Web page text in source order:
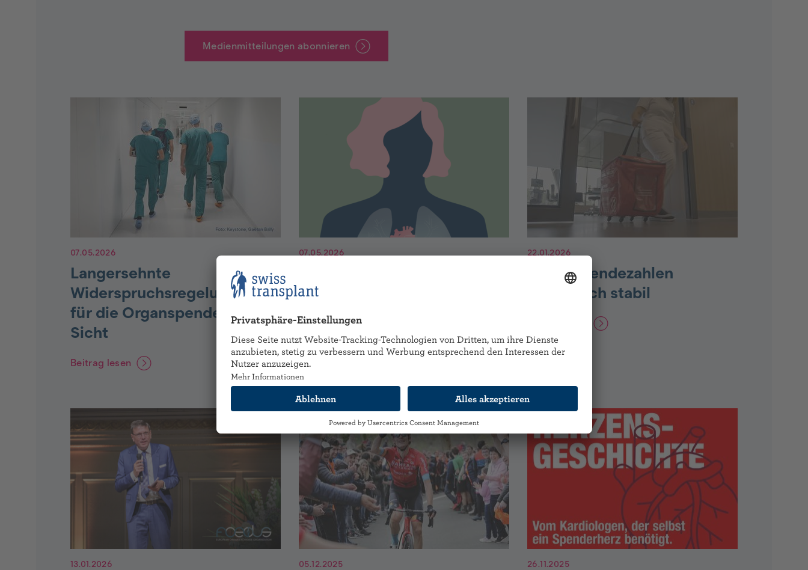
Medienmitteilungen abonnieren
07.05.2026
Langersehnte
Widerspruchsregelung
für die Organspende in
Sicht
Beitrag lesen
07.05.2026
Jahresbericht 2025
Beitrag lesen
22.01.2026
Organspendezahlen
halten sich stabil
13.01.2026 05.12.2025 26.11.2025